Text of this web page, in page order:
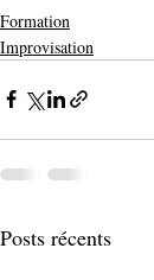
Formation
Improvisation
Posts récents